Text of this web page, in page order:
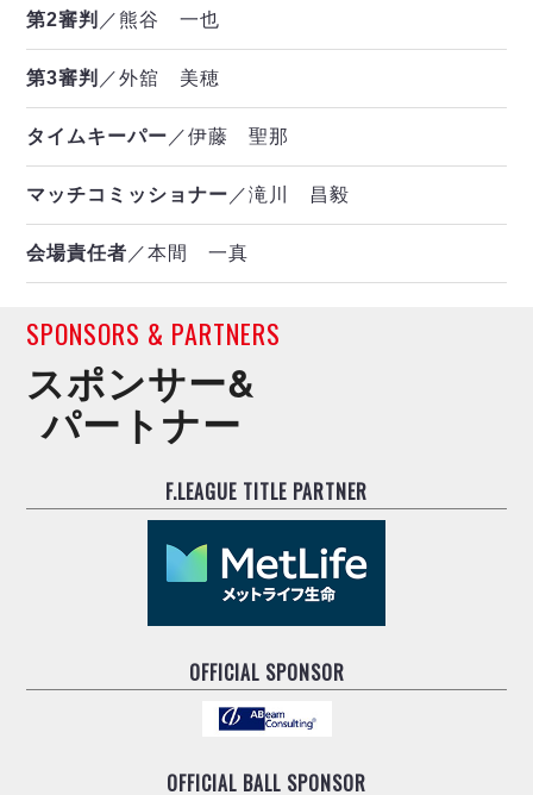
第2審判 ／熊谷 一也
第3審判 ／外舘 美穂
タイムキーパー ／伊藤 聖那
マッチコミッショナー ／滝川 昌毅
会場責任者 ／本間 一真
SPONSORS & PARTNERS
スポンサー&
パートナー
F.LEAGUE TITLE PARTNER
OFFICIAL SPONSOR
OFFICIAL BALL SPONSOR